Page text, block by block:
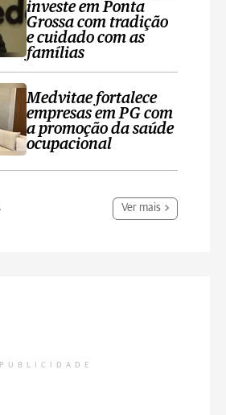
investe em Ponta
Grossa com tradição
e cuidado com as
famílias
Medvitae fortalece
empresas em PG com
a promoção da saúde
ocupacional
Ver mais
PUBLICIDADE